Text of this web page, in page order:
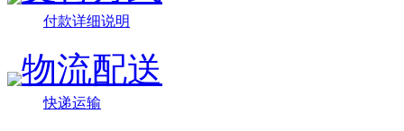
付款详细说明
物流配送
快递运输